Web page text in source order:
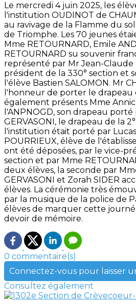
Le mercredi 4 juin 2025, les
l'institution OUDINOT de
au ravivage de la Flamme du
de Triomphe. Les 70 jeunes
Mme RETOURNARD, Emile
RETOURNARD su souvenir
représenté par Mr Jean-Claude
président de la 330° section et
l'élève Bastien SALOMON. Mr
l'honneur de porter le drapeau
également présents Mme
l'ANPNOGD, son drapeau
GERVASONI, le drapeau de la
l'institution était porté par
POURRIEUX, élève de
ont été déposées, par le vice-
section et par Mme
deux élèves, la seconde par
GERVASONI et Zorah SIDER
élèves. La cérémonie très
par la musique de la police de
élèves de marquer cette
devoir de mémoire.
0 commentaire(s)
Connectez-vous pour laisser
Consultez également